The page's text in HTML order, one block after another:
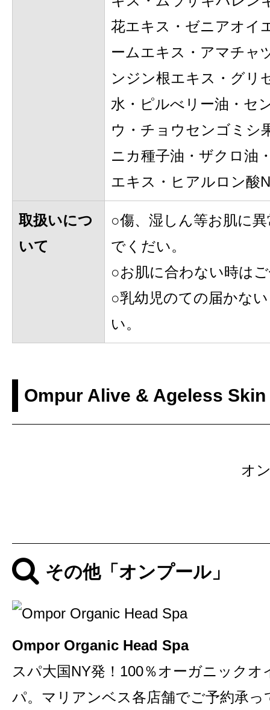
花エキス・ゼニアオイ
ームエキス・アマチャ
ンジン根エキス・グリ
水・ピルべリー油・セ
ウ・チョウセンゴミシ
ニカ種子油・ザクロ油
エキス・ヒアルロン酸
取扱いにつ
いて
○傷、湿しん等お肌に
でくだい。
○お肌に合わない時は
○乳幼児のての届かな
い。
Ompur Alive & Ageless Skin
オ
その他「オンプール」
Ompor Organic Head Spa
スパ大国NY発！100％オーガニック
パ。マリアンベス各店舗でご予約承っ